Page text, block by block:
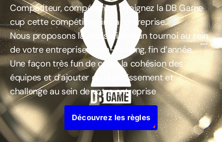
Compétiteur, compétitrice, rejoignez la DB Game
cup cette compétition intra-entreprise.
Nous proposons la réalisation d’un tournoi au sein
de votre entreprise team-building, fin d’année,
Une façon très fun de créer la cohésion des
équipes et d’ajouter du divertissement et
challenge au sein de votre entreprise
Découvrez les règles